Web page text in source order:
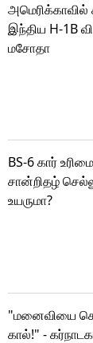
அமெரிக்காவில்
இந்திய H-1B
மசோதா
BS-6 கார்
சான்றிதழ்
உயருமா?
"மனைவியை
கால்!" -